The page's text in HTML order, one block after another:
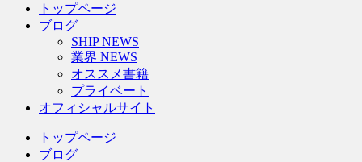
トップページ
ブログ
SHIP NEWS
業界 NEWS
オススメ書籍
プライベート
オフィシャルサイト
トップページ
ブログ